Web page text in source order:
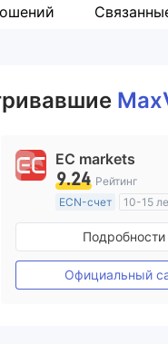
Компания
EC markets
9.24 Рейтинг
ECN-счет
10-15
Регулирование в
Маркет-Мейкинг
Основной стандарт
Подробности
Официальный